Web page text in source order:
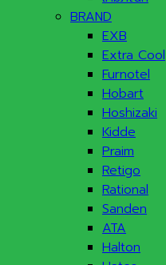
BRAND
EXB
Extra Cool
Furnotel
Hobart
Hoshizaki
Kidde
Praim
Retigo
Rational
Sanden
ATA
Halton